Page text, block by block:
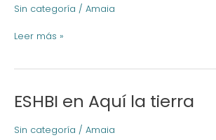
Sin categoría / Amaia
Solidaria
Leer más »
ESHBI en Aquí la tierra
Sin categoría / Amaia
ESHBI
Aquí